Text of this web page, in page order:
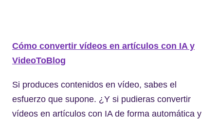
Cómo convertir vídeos en artículos con IA y
VideoToBlog
Si produces contenidos en vídeo, sabes el
esfuerzo que supone. ¿Y si pudieras convertir
vídeos en artículos con IA de forma automática y